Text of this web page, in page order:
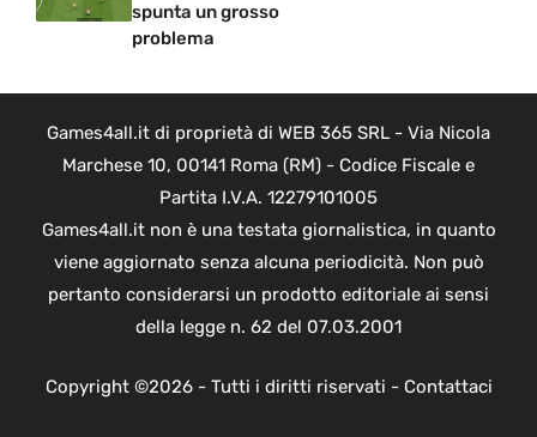
spunta un grosso
problema
Games4all.it di proprietà di WEB 365 SRL - Via Nicola
Marchese 10, 00141 Roma (RM) - Codice Fiscale e
Partita I.V.A. 12279101005
Games4all.it non è una testata giornalistica, in quanto
viene aggiornato senza alcuna periodicità. Non può
pertanto considerarsi un prodotto editoriale ai sensi
della legge n. 62 del 07.03.2001
Copyright ©2026 - Tutti i diritti riservati - Contattaci